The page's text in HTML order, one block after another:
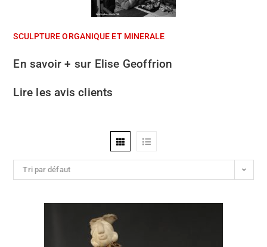
SCULPTURE ORGANIQUE ET MINERALE
En savoir + sur Elise Geoffrion
Lire les avis clients
Tri par défaut